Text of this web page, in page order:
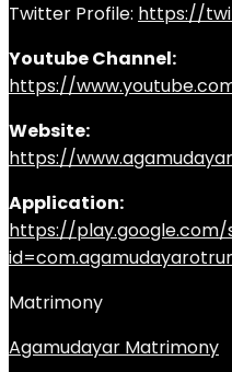
Twitter Profile: https://
Youtube Channel:
https://
Website:
https://
Application:
https://
Matrimony
Agamudayar Matrimony